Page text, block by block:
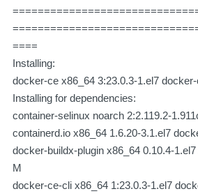
====
Installing:
docker-ce x86_64 3:23.0.3-1.el7
Installing for dependencies:
container-selinux noarch 2:2.119.2-
containerd.io x86_64 1.6.20-3.1.el7
docker-buildx-plugin x86_64 0.10.4-
M
docker-ce-cli x86_64 1:23.0.3-1.el7